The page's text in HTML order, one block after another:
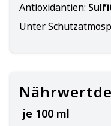
Antioxidantien:
Unter
je 100 ml